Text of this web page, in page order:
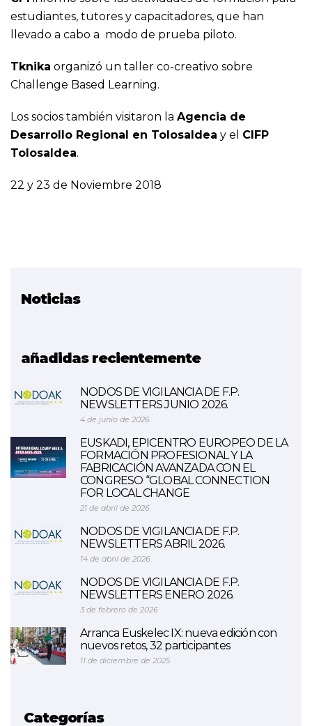
estudiantes, tutores y capacitadores, que han
llevado a cabo a modo de prueba piloto.
Tknika organizó un taller co-creativo sobre
Challenge Based Learning.
Los socios también visitaron la Agencia de
Desarrollo Regional en Tolosaldea y el CIFP
Tolosaldea.
22 y 23 de Noviembre 2018
Noticias
añadidas recientemente
NODOS DE VIGILANCIA DE F.P.
NEWSLETTERS JUNIO 2026.
4 de junio de 2026
EUSKADI, EPICENTRO EUROPEO DE LA
FORMACIÓN PROFESIONAL Y LA
FABRICACIÓN AVANZADA CON EL
CONGRESO “GLOBAL CONNECTION
FOR LOCAL CHANGE
21 de abril de 2026
NODOS DE VIGILANCIA DE F.P.
NEWSLETTERS ABRIL 2026.
14 de abril de 2026
NODOS DE VIGILANCIA DE F.P.
NEWSLETTERS ENERO 2026.
3 de febrero de 2026
Arranca Euskelec IX: nueva edición con
nuevos retos, 32 participantes
11 de diciembre de 2025
Categorías